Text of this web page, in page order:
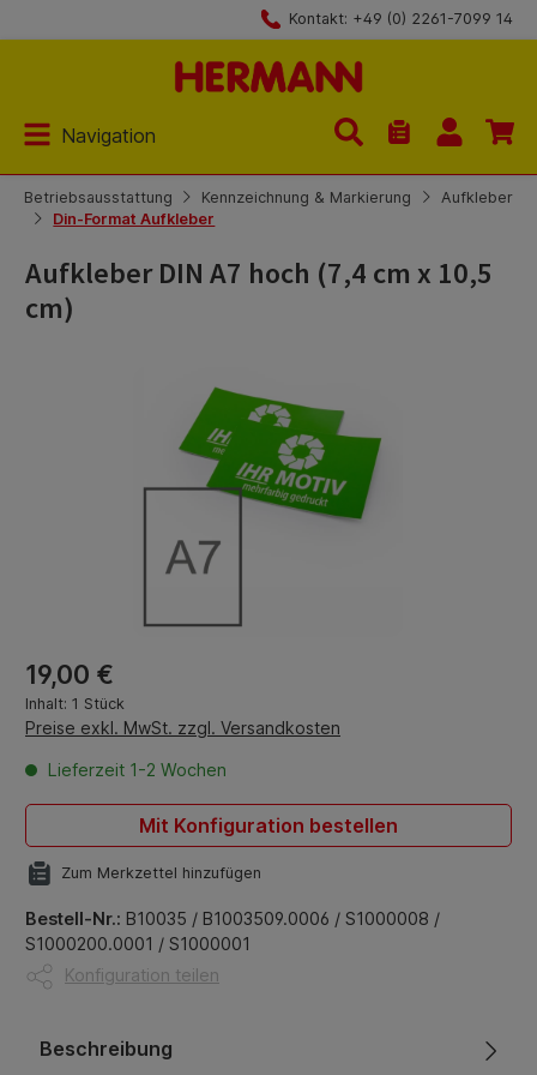
Kontakt: +49 (0) 2261-7099 14
Navigation
Du hast 0
Betriebsausstattung Kennzeichnung & Markierung
Aufkleber
Din-Format Aufkleber
Aufkleber DIN A7 hoch (7,4 cm x 10,5
cm)
Regulärer Preis:
19,00 €
Inhalt: 1 Stück
Preise exkl. MwSt. zzgl. Versandkosten
Lieferzeit 1-2 Wochen
Mit Konfiguration bestellen
Zum Merkzettel hinzufügen
Bestell-Nr.: B10035 / B1003509.0006 / S1000008 /
S1000200.0001 / S1000001
Konfiguration teilen
Beschreibung